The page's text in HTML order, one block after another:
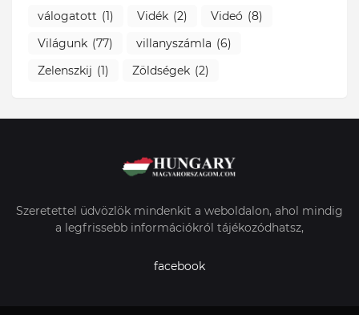
válogatott (1) Vidék (2) Videó (8)
Világunk (77) villanyszámla (6)
Zelenszkij (1) Zöldségek (2)
Szeretettel üdvözlök mindenkit a weboldalon, ahol mindig
a legfrissebb információkról tájékozódhatsz,
facebook